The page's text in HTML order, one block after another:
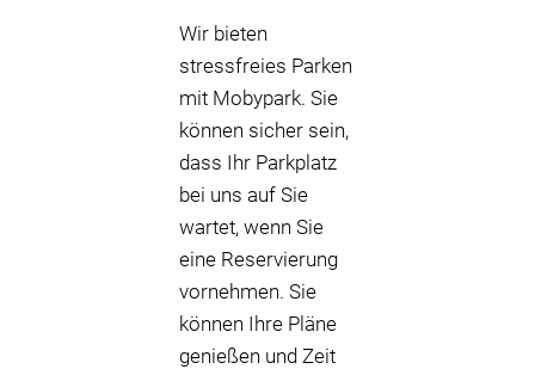
Wir bieten
stressfreies Parken
mit Mobypark. Sie
können sicher sein,
dass Ihr Parkplatz
bei uns auf Sie
wartet, wenn Sie
eine Reservierung
vornehmen. Sie
können Ihre Pläne
genießen und Zeit